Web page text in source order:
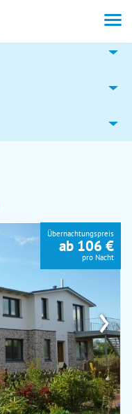
›
Übernachtungspreis
ab 106 €
pro Nacht